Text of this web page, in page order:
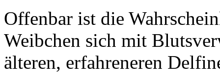
Offenbar ist die
Weibchen sich mit
älteren, erfahreneren